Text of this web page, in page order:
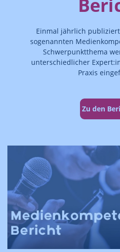
Einmal jährlich publiziert
sogenannten
Schwerpunktthema
unterschiedlicher
Praxis
Zu den